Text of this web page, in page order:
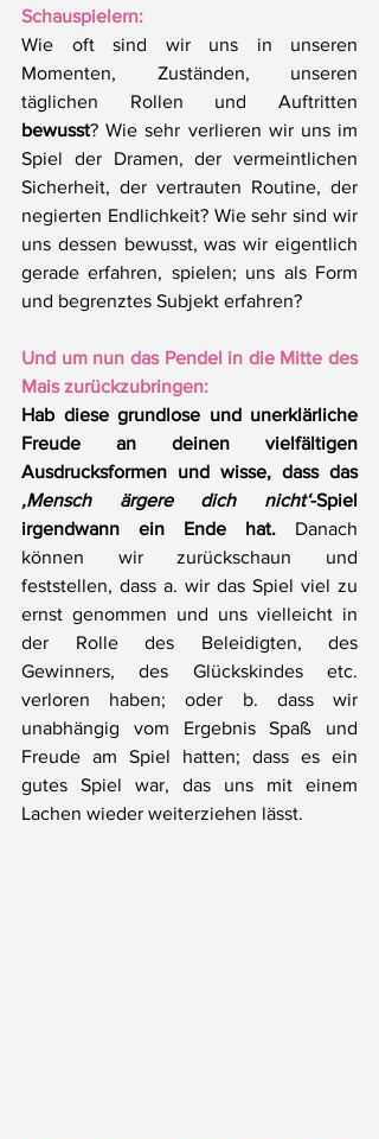
Schauspielern:
Wie oft sind wir uns in unseren
Momenten, Zuständen, unseren
bewusst? Wie sehr verlieren wir uns im
Spiel der Dramen, der vermeintlichen
Sicherheit, der vertrauten Routine, der
negierten Endlichkeit? Wie sehr sind wir
uns dessen bewusst, was wir eigentlich
gerade erfahren, spielen; uns als Form
und begrenztes Subjekt erfahren?
Und um nun das Pendel in die Mitte des
Mais zurückzubringen:
Hab diese grundlose und unerklärliche
Freude an deinen vielfältigen
Ausdrucksformen und wisse, dass das
‚Mensch ärgere dich nicht‘-Spiel
irgendwann ein Ende hat. Danach
können wir zurückschaun und
feststellen, dass a. wir das Spiel viel zu
ernst genommen und uns vielleicht in
der Rolle des Beleidigten, des
Gewinners, des Glückskindes etc.
verloren haben; oder b. dass wir
unabhängig vom Ergebnis Spaß und
Freude am Spiel hatten; dass es ein
gutes Spiel war, das uns mit einem
Lachen wieder weiterziehen lässt.